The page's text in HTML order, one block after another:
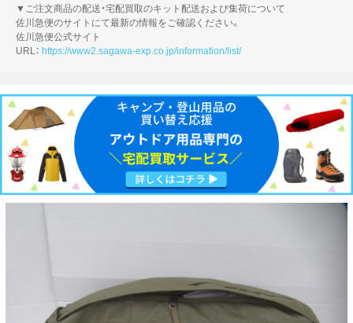
▼ご注文商品の配送・宅配買取のキット配送および集荷について
佐川急便のサイトにて最新の情報をご確認ください。
佐川急便公式サイト
URL： https://www2.sagawa-exp.co.jp/information/list/